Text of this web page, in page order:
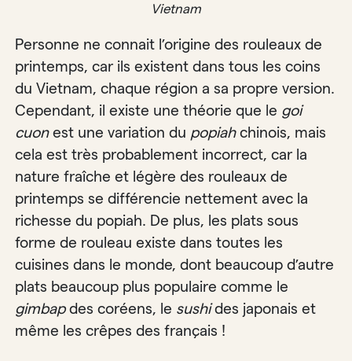
Vietnam
Personne ne connait l’origine des rouleaux de
printemps, car ils existent dans tous les coins
du Vietnam, chaque région a sa propre version.
Cependant, il existe une théorie que le goi
cuonest une variation du popiahchinois, mais
cela est très probablement incorrect, car la
nature fraîche et légère des rouleaux de
printemps se différencie nettement avec la
richesse du popiah. De plus, les plats sous
forme de rouleau existe dans toutes les
cuisines dans le monde, dont beaucoup d’autre
plats beaucoup plus populaire comme le
gimbapdes coréens, le sushides japonais et
même les crêpes des français !